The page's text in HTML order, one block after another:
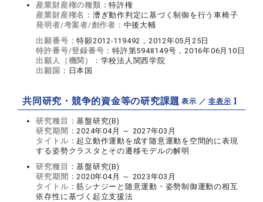
産業財産権の種類：特許権
産業財産権名： 漕ぎ動作判定に基づく制御を行う車椅子
発明者/考案者/創作者： 中後大輔
出願番号：特願2012-119492，2012年05月25日
特許番号/登録番号：特許第5948149号，2016年06月10日
出願人（機関）： 学校法人関西学院
出願国： 日本国
共同研究・競争的資金等の研究課題【 表示 ／非表示 】
研究種目：基盤研究(B)
研究期間：2024年04月 ～ 2027年03月
タイトル： 起立動作運動を成す随意運動を空間的に表現
する姿勢クラスタとその遷移モデルの解明
研究種目：基盤研究(B)
研究期間：2020年04月 ～ 2023年03月
タイトル：筋シナジーと随意運動・姿勢制御運動の相互
依存性に基づく起立支援法